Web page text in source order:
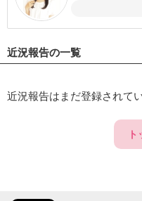
近況報告の一覧
近況報告はまだ登録されて